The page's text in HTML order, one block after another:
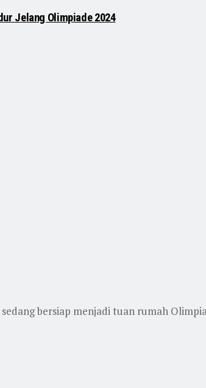
Jelang Olimpiade 2024
bersiap menjadi tuan rumah